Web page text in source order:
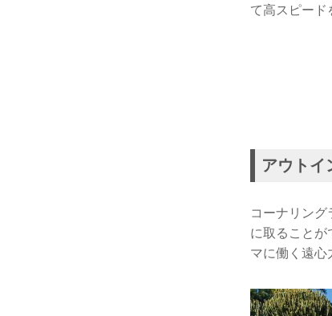
て高スピード
アウトイ
コーナリン
に取ることが
マに働く遠心